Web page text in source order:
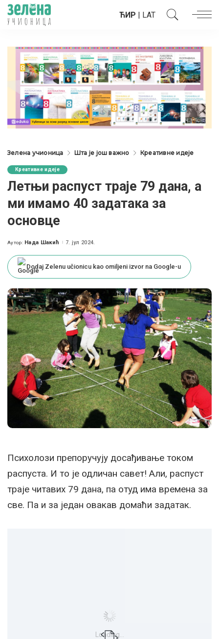
ЋИР | LAT
Зелена учионица Шта је још важно Креативне идеје
Креативне идеје
Летњи распуст траје 79 дана, а
ми имамо 40 задатака за
основце
Posted
Аутор: Нада Шакић 7. јул 2024.
Dodaj Zelenu učionicu kao omiljeni izvor na Google-u
Психолози препоручују досађивање током
распуста. И то је одличан савет! Али, распуст
траје читавих 79 дана, па отуд има времена за
све. Па и за један овакав домаћи задатак.
Loading...